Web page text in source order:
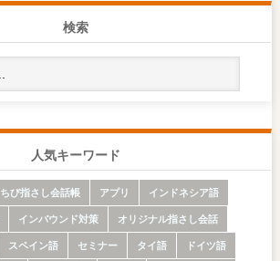
検索
人気キーワード
ちび指さし会話帳 アプリ
インドネシア語
インバウンド対策
オリジナル指さし会話
スペイン語 セミナー タイ語
ドイツ語